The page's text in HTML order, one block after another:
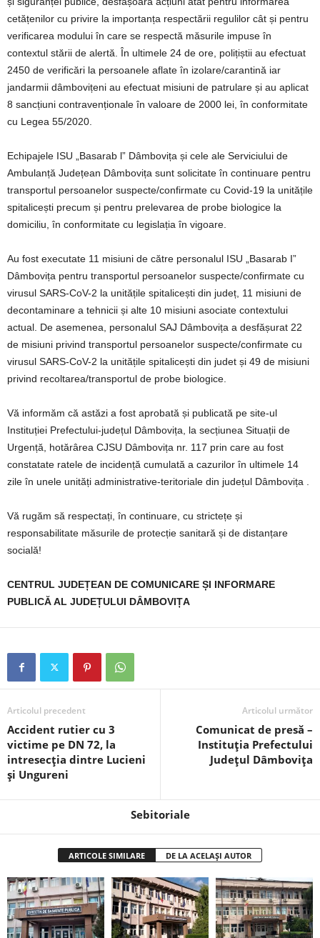
cetățenilor cu privire la importanța respectării regulilor cât și pentru
verificarea modului în care se respectă măsurile impuse în
contextul stării de alertă. În ultimele 24 de ore, polițiștii au efectuat
2450 de verificări la persoanele aflate în izolare/carantină iar
jandarmii dâmbovițeni au efectuat misiuni de patrulare și au aplicat
8 sancțiuni contravenționale în valoare de 2000 lei, în conformitate
cu Legea 55/2020.
Echipajele ISU „Basarab l” Dâmbovița și cele ale Serviciului de
Ambulanță Județean Dâmbovița sunt solicitate în continuare pentru
transportul persoanelor suspecte/confirmate cu Covid-19 la unitățile
spitalicești precum și pentru prelevarea de probe biologice la
domiciliu, în conformitate cu legislația în vigoare.
Au fost executate 11 misiuni de către personalul ISU „Basarab I”
Dâmbovița pentru transportul persoanelor suspecte/confirmate cu
virusul SARS-CoV-2 la unitățile spitalicești din județ, 11 misiuni de
decontaminare a tehnicii și alte 10 misiuni asociate contextului
actual. De asemenea, personalul SAJ Dâmbovița a desfășurat 22
de misiuni privind transportul persoanelor suspecte/confirmate cu
virusul SARS-CoV-2 la unitățile spitalicești din judet și 49 de misiuni
privind recoltarea/transportul de probe biologice.
Vă informăm că astăzi a fost aprobată și publicată pe site-ul
Instituției Prefectului-județul Dâmbovița, la secțiunea Situații de
Urgență, hotărârea CJSU Dâmbovița nr. 117 prin care au fost
constatate ratele de incidență cumulată a cazurilor în ultimele 14
zile în unele unități administrative-teritoriale din județul Dâmbovița .
Vă rugăm să respectați, în continuare, cu strictețe și
responsabilitate măsurile de protecție sanitară și de distanțare
socială!
CENTRUL JUDEȚEAN DE COMUNICARE ȘI INFORMARE
PUBLICĂ AL JUDEȚULUI DÂMBOVIȚA
Articolul precedent
Accident rutier cu 3
victime pe DN 72, la
intresecția dintre Lucieni
și Ungureni
Articolul următor
Comunicat de presă –
Instituția Prefectului
Județul Dâmbovița
Sebitoriale
ARTICOLE SIMILARE DE LA ACELAȘI AUTOR